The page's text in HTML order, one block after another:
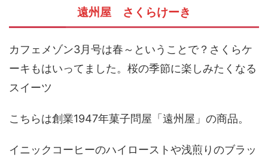
遠州屋 さくらけーき
カフェメゾン3月号は春～ということで？さくらケ
ーキもはいってました。桜の季節に楽しみたくなる
スイーツ
こちらは創業1947年菓子問屋「遠州屋」の商品。
イニックコーヒーのハイローストや浅煎りのブラッ